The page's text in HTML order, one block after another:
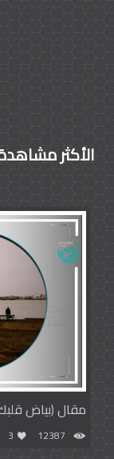
الأكثر
مقال (بياض
12387
3